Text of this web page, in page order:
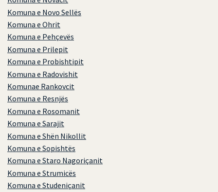
Komuna e Novo Sellës
Komuna e Ohrit
Komuna e Pehçevës
Komuna e Prilepit
Komuna e Probishtipit
Komuna e Radovishit
Komunae Rankovcit
Komuna e Resnjës
Komuna e Rosomanit
Komuna e Sarajit
Komuna e Shën Nikollit
Komuna e Sopishtës
Komuna e Staro Nagoriçanit
Komuna e Strumicës
Komuna e Studeniçanit